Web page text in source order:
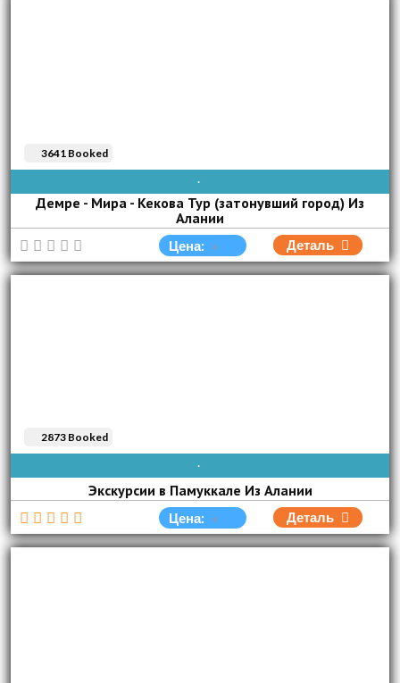
СРЕ
Демре - Мира - Кекова Тур (затонувший город) Из
Алании
3641 Booked
Цена: Деталь
AVAIBLE EVERY DAY
Экскурсии в Памуккале Из Алании
2873 Booked
Цена: Деталь